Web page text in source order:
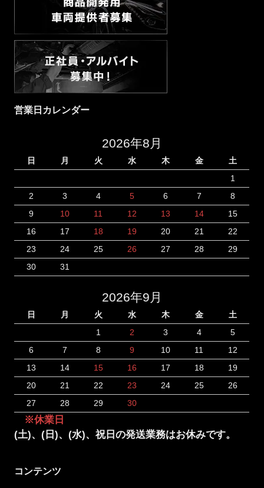
営業日カレンダー
2026年8月
日 月 火 水 木 金
土
1
2
3 4 5 6 7
8
9
10 11 12 13 14
15
16
17 18 19 20 21
22
23
24 25 26 27 28
29
30
31
2026年9月
日 月 火 水 木 金
土
1
2 3 4
5
6
7 8 9 10 11
12
13
14 15 16 17 18
19
20
21 22 23 24 25
26
27
28 29 30
※休業日
(土)、(日)、(水)、祝日の発送業務はお休みです。
コンテンツ